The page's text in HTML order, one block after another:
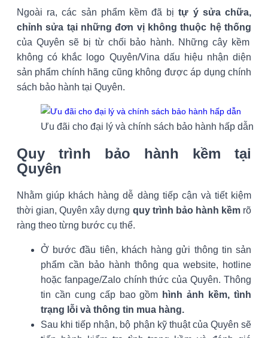
Ngoài ra, các sản phẩm kềm đã bịtự ý sửa chữa,
chỉnh sửa tại những đơn vị không thuộc hệ thống
của Quyên sẽ bị từ chối bảo hành. Những cây kềm
không có khắc logo Quyên/Vina dấu hiệu nhận diện
sản phẩm chính hãng cũng không được áp dụng chính
sách bảo hành tại Quyên.
Ưu đãi cho đại lý và chính sách bảo hành hấp dẫn
Quy trình bảo hành kềm tại
Quyên
Nhằm giúp khách hàng dễ dàng tiếp cận và tiết kiệm
thời gian, Quyên xây dựng quy trình bảo hành kềmrõ
ràng theo từng bước cụ thể.
Ở bước đầu tiên, khách hàng gửi thông tin sản
phẩm cần bảo hành thông qua website, hotline
hoặc fanpage/Zalo chính thức của Quyên. Thông
tin cần cung cấp bao gồm hình ảnh kềm, tình
trạng lỗi và thông tin mua hàng.
Sau khi tiếp nhận, bộ phận kỹ thuật của Quyên sẽ